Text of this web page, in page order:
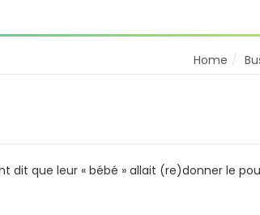
Home
dit que leur « bébé » allait (re)donner le